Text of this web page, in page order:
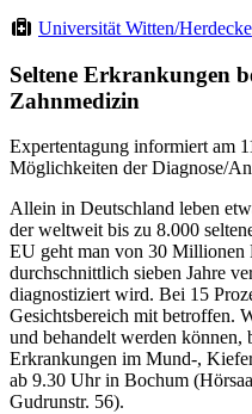
Universität Witten/Herdecke
Seltene Erkrankungen
Zahnmedizin
Expertentagung informiert am
Möglichkeiten der Diagnose/
Allein in Deutschland leben
der weltweit bis zu 8.000
EU geht man von 30 Millionen
durchschnittlich sieben Jahre
diagnostiziert wird. Bei 15
Gesichtsbereich mit betroffen.
und behandelt werden können,
Erkrankungen im Mund-,
ab 9.30 Uhr in Bochum
Gudrunstr. 56).